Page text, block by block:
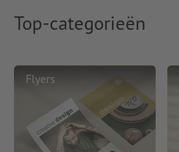
Top-categorieën
Flyers